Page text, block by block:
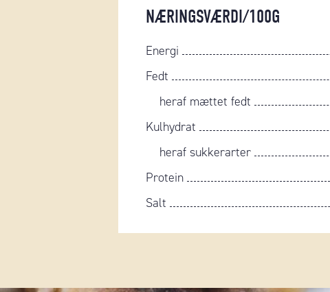
NÆRINGSVÆRDI/100G
Energi
Fedt
heraf mættet fedt
Kulhydrat
heraf sukkerarter
Protein
Salt